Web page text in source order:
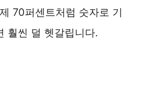
70퍼센트처럼 숫자로 기
훨씬 덜 헷갈립니다.